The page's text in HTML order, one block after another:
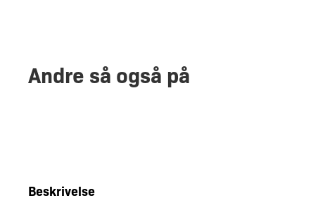
Andre så også på
Beskrivelse